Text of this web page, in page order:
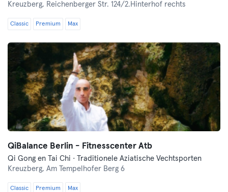
Kreuzberg, Reichenberger Str. 124/2.Hinterhof rechts
Classic Premium Max
QiBalance Berlin - Fitnesscenter Atb
Qi Gong en Tai Chi · Traditionele Aziatische Vechtsporten
Kreuzberg, Am Tempelhofer Berg 6
Classic Premium Max